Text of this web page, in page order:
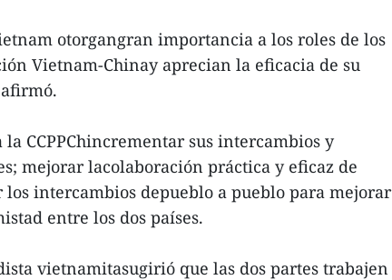
otorgangran importancia a los roles de los
Vietnam-Chinay aprecian la eficacia de su
CCPPChincrementar sus intercambios y
mejorar lacolaboración práctica y eficaz de
intercambios depueblo a pueblo para mejorar
entre los dos países.
vietnamitasugirió que las dos partes trabajen